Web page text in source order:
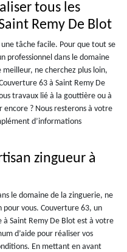
tous les
Remy De Blot
tâche facile. Pour que tout se
professionnel dans le domaine
ne cherchez plus loin,
63 à Saint Remy De
travaux lié à la gouttière ou à
? Nous resterons à votre
d’informations
zingueur à
le domaine de la zinguerie, ne
pour vous. Couverture 63, un
à Saint Remy De Blot est à votre
d’aide pour réaliser vos
En mettant en avant